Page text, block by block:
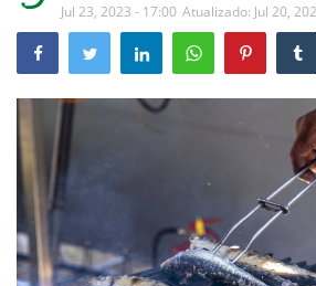
Desporto
Sobre Nós
Educação
Estatuto Editorial
Jul 23, 2023 - 17:00 Atualizado: Jul 20,